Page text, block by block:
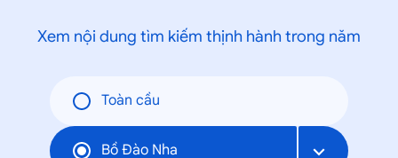
Xem nội dung tìm kiếm thịnh hành trong năm
Toàn cầu
Bồ Ðào Nha